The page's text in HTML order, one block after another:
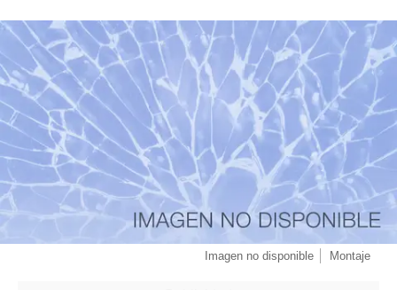
-
Imagen no disponible Montaje